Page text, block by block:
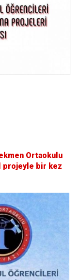
Ortaokulu
projeyle bir kez